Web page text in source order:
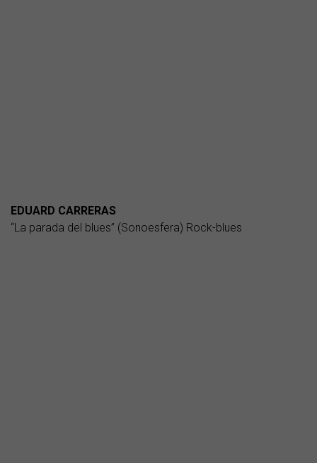
EDUARD CARRERAS
“La parada del blues” (Sonoesfera) Rock-blues